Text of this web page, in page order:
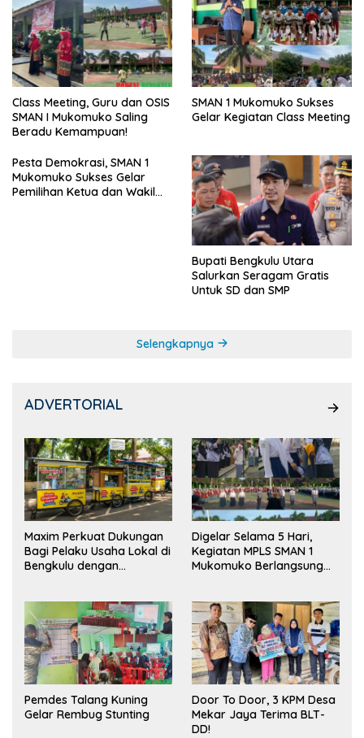
Class Meeting, Guru dan OSIS
SMAN I Mukomuko Saling
Beradu Kemampuan!
SMAN 1 Mukomuko Sukses
Gelar Kegiatan Class Meeting
Pesta Demokrasi, SMAN 1
Mukomuko Sukses Gelar
Pemilihan Ketua dan Wakil
Bupati Bengkulu Utara
Salurkan Seragam Gratis
Untuk SD dan SMP
Selengkapnya
ADVERTORIAL
Maxim Perkuat Dukungan
Bagi Pelaku Usaha Lokal di
Bengkulu dengan
Pasar
Digelar Selama 5 Hari,
Kegiatan MPLS SMAN 1
Mukomuko Berlangsung
Pemdes Talang Kuning
Gelar Rembug Stunting
Door To Door, 3 KPM Desa
Mekar Jaya Terima BLT-
DD!